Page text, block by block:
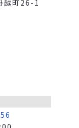
越町26-1